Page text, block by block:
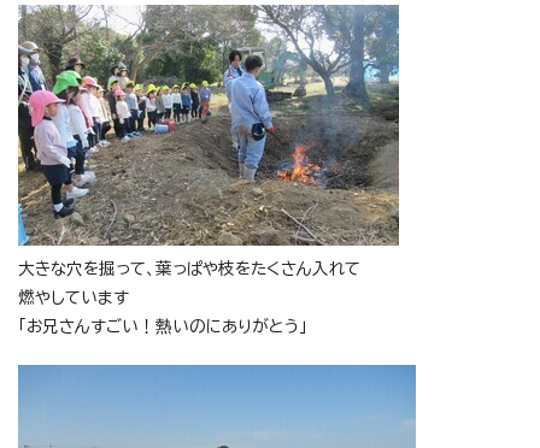
大きな穴を掘って、葉っぱや枝をたくさん入れて
燃やしています
「お兄さんすごい！熱いのにありがとう」